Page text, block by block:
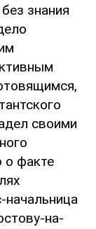
знания
своими
о факте
на-